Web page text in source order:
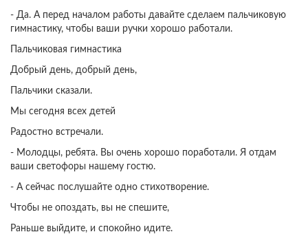
- Да. А перед началом работы давайте сделаем пальчиковую
гимнастику, чтобы ваши ручки хорошо работали.
Пальчиковая гимнастика
Добрый день, добрый день,
Пальчики сказали.
Мы сегодня всех детей
Радостно встречали.
- Молодцы, ребята. Вы очень хорошо поработали. Я отдам
ваши светофоры нашему гостю.
- А сейчас послушайте одно стихотворение.
Чтобы не опоздать, вы не спешите,
Раньше выйдите, и спокойно идите.